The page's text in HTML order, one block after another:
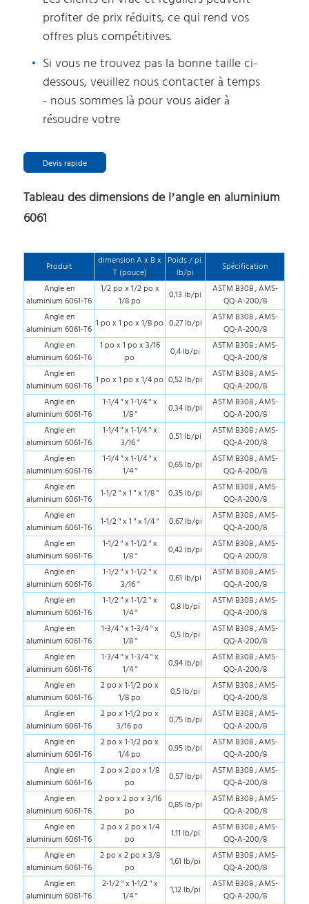
profiter de prix réduits, ce qui rend vos
offres plus compétitives.
Si vous ne trouvez pas la bonne taille ci-
dessous, veuillez nous contacter à temps
- nous sommes là pour vous aider à
résoudre votre
Devis rapide
Tableau des dimensions de l’angle en aluminium
6061
Produit
dimension A x B x
T (pouce)
Poids / pi.
lb/pi
Spécification
Angle en
aluminium 6061-T6
1/2 po x 1/2 po x
1/8 po
0,13 lb/pi
ASTM B308 ; AMS-
QQ-A-200/8
Angle en
aluminium 6061-T6 1 po x 1 po x 1/8 po 0,27 lb/pi
ASTM B308 ; AMS-
QQ-A-200/8
Angle en
aluminium 6061-T6
1 po x 1 po x 3/16
po
0,4 lb/pi
ASTM B308 ; AMS-
QQ-A-200/8
Angle en
aluminium 6061-T6 1 po x 1 po x 1/4 po 0,52 lb/pi
ASTM B308 ; AMS-
QQ-A-200/8
Angle en
aluminium 6061-T6
1-1/4 " x 1-1/4 " x
1/8 "
0,34 lb/pi
ASTM B308 ; AMS-
QQ-A-200/8
Angle en
aluminium 6061-T6
1-1/4 " x 1-1/4 " x
3/16 "
0,51 lb/pi
ASTM B308 ; AMS-
QQ-A-200/8
Angle en
aluminium 6061-T6
1-1/4 " x 1-1/4 " x
1/4 "
0,65 lb/pi
ASTM B308 ; AMS-
QQ-A-200/8
Angle en
aluminium 6061-T6
1-1/2 " x 1 " x 1/8 " 0,35 lb/pi
ASTM B308 ; AMS-
QQ-A-200/8
Angle en
aluminium 6061-T6
1-1/2 " x 1 " x 1/4 " 0,67 lb/pi
ASTM B308 ; AMS-
QQ-A-200/8
Angle en
aluminium 6061-T6
1-1/2 " x 1-1/2 " x
1/8 "
0,42 lb/pi
ASTM B308 ; AMS-
QQ-A-200/8
Angle en
aluminium 6061-T6
1-1/2 " x 1-1/2 " x
3/16 "
0,61 lb/pi
ASTM B308 ; AMS-
QQ-A-200/8
Angle en
aluminium 6061-T6
1-1/2 " x 1-1/2 " x
1/4 "
0,8 lb/pi
ASTM B308 ; AMS-
QQ-A-200/8
Angle en
aluminium 6061-T6
1-3/4 " x 1-3/4 " x
1/8 "
0,5 lb/pi
ASTM B308 ; AMS-
QQ-A-200/8
Angle en
aluminium 6061-T6
1-3/4 " x 1-3/4 " x
1/4 "
0,94 lb/pi
ASTM B308 ; AMS-
QQ-A-200/8
Angle en
aluminium 6061-T6
2 po x 1-1/2 po x
1/8 po
0,5 lb/pi
ASTM B308 ; AMS-
QQ-A-200/8
Angle en
aluminium 6061-T6
2 po x 1-1/2 po x
3/16 po
0,75 lb/pi
ASTM B308 ; AMS-
QQ-A-200/8
Angle en
aluminium 6061-T6
2 po x 1-1/2 po x
1/4 po
0,95 lb/pi
ASTM B308 ; AMS-
QQ-A-200/8
Angle en
aluminium 6061-T6
2 po x 2 po x 1/8
po
0,57 lb/pi
ASTM B308 ; AMS-
QQ-A-200/8
Angle en
aluminium 6061-T6
2 po x 2 po x 3/16
po
0,85 lb/pi
ASTM B308 ; AMS-
QQ-A-200/8
Angle en
aluminium 6061-T6
2 po x 2 po x 1/4
po
1,11 lb/pi
ASTM B308 ; AMS-
QQ-A-200/8
Angle en
aluminium 6061-T6
2 po x 2 po x 3/8
po
1,61 lb/pi
ASTM B308 ; AMS-
QQ-A-200/8
Angle en
aluminium 6061-T6
2-1/2 " x 1-1/2 " x
1/4 "
1,12 lb/pi
ASTM B308 ; AMS-
QQ-A-200/8